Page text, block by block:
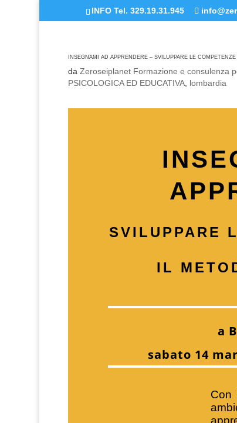
INFO Tel. 329.19.31.945
INSEGNAMI AD APPRENDERE – SVILUPPARE LE
daZeroseiplanet Formazione e consulenza
PSICOLOGICA ED EDUCATIVA lombardia
SVILUPPARE
IL
a
sabato 14
Con